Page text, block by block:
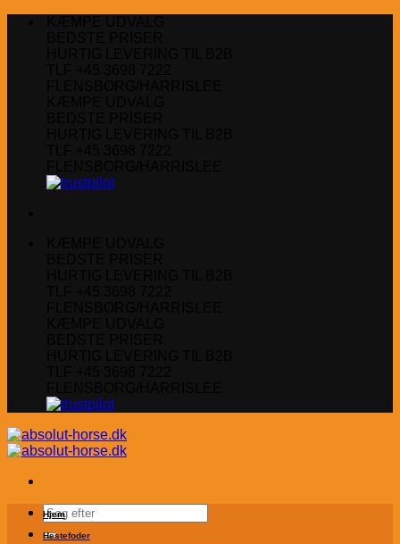
Søg
efter:
Hjem
Hestefoder